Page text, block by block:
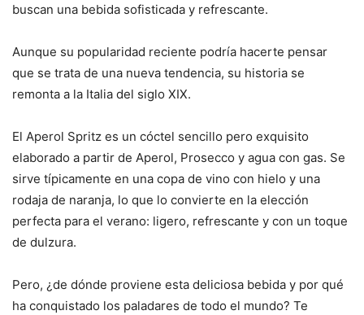
buscan una bebida sofisticada y refrescante.
Aunque su popularidad reciente podría hacerte pensar
que se trata de una nueva tendencia, su historia se
remonta a la Italia del siglo XIX.
El Aperol Spritz es un cóctel sencillo pero exquisito
elaborado a partir de Aperol, Prosecco y agua con gas. Se
sirve típicamente en una copa de vino con hielo y una
rodaja de naranja, lo que lo convierte en la elección
perfecta para el verano: ligero, refrescante y con un toque
de dulzura.
Pero, ¿de dónde proviene esta deliciosa bebida y por qué
ha conquistado los paladares de todo el mundo? Te